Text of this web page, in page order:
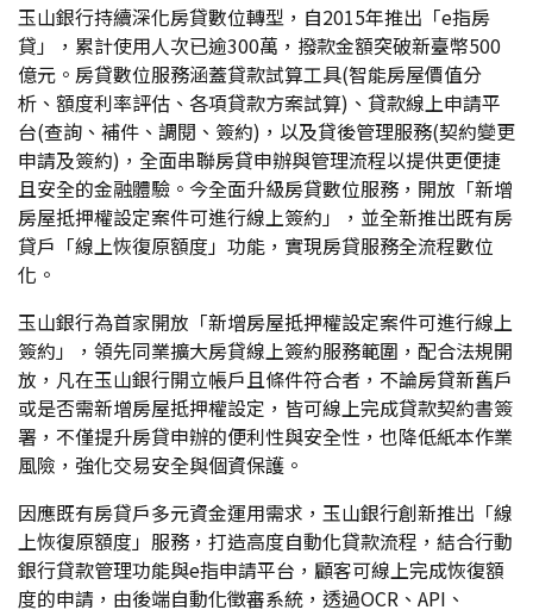
玉山銀行持續深化房貸數位轉型，自2015年推出「e指房
貸」，累計使用人次已逾300萬，撥款金額突破新臺幣500
億元。房貸數位服務涵蓋貸款試算工具(智能房屋價值分
析、額度利率評估、各項貸款方案試算)、貸款線上申請平
台(查詢、補件、調閱、簽約)，以及貸後管理服務(契約變更
申請及簽約)，全面串聯房貸申辦與管理流程以提供更便捷
且安全的金融體驗。今全面升級房貸數位服務，開放「新增
房屋抵押權設定案件可進行線上簽約」，並全新推出既有房
貸戶「線上恢復原額度」功能，實現房貸服務全流程數位
化。
玉山銀行為首家開放「新增房屋抵押權設定案件可進行線上
簽約」，領先同業擴大房貸線上簽約服務範圍，配合法規開
放，凡在玉山銀行開立帳戶且條件符合者，不論房貸新舊戶
或是否需新增房屋抵押權設定，皆可線上完成貸款契約書簽
署，不僅提升房貸申辦的便利性與安全性，也降低紙本作業
風險，強化交易安全與個資保護。
因應既有房貸戶多元資金運用需求，玉山銀行創新推出「線
上恢復原額度」服務，打造高度自動化貸款流程，結合行動
銀行貸款管理功能與e指申請平台，顧客可線上完成恢復額
度的申請，由後端自動化徵審系統，透過OCR、API、